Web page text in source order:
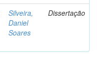
Silveira,
Daniel
Soares
Dissertação